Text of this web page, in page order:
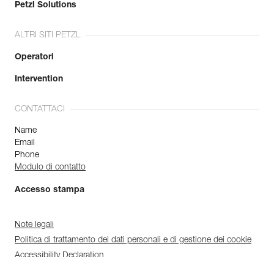
Petzl Solutions
ALTRI SITI PETZL
Operatori
Intervention
CONTATTACI
Name
Email
Phone
Modulo di contatto
Accesso stampa
Note legali
Politica di trattamento dei dati personali e di gestione dei cookie